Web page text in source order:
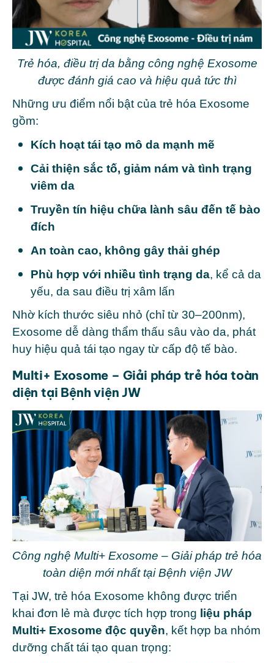
Trẻ hóa, điều trị da bằng công nghệ Exosome
được đánh giá cao và hiệu quả tức thì
Những ưu điểm nổi bật của trẻ hóa Exosome
gồm:
Kích hoạt tái tạo mô da mạnh mẽ
Cải thiện sắc tố, giảm nám và tình trạng
viêm da
Truyền tín hiệu chữa lành sâu đến tế bào
đích
An toàn cao, không gây thải ghép
Phù hợp với nhiều tình trạng da, kể cả da
yếu, da sau điều trị xâm lấn
Nhờ kích thước siêu nhỏ (chỉ từ 30–200nm),
Exosome dễ dàng thẩm thấu sâu vào da, phát
huy hiệu quả tái tạo ngay từ cấp độ tế bào.
Multi+ Exosome – Giải pháp trẻ hóa toàn
diện tại Bệnh viện JW
Công nghệ Multi+ Exosome – Giải pháp trẻ hóa
toàn diện mới nhất tại Bệnh viện JW
Tại JW, trẻ hóa Exosome không được triển
khai đơn lẻ mà được tích hợp trong liệu pháp
Multi+ Exosome độc quyền, kết hợp ba nhóm
dưỡng chất tái tạo quan trọng: